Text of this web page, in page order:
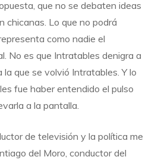
que no se debaten ideas
chicanas. Lo que no podrá
como nadie el
No es que Intratables denigra a
la que se volvió Intratables. Y lo
fue haber entendido el pulso
a la pantalla.
de televisión y la política me
del Moro, conductor del